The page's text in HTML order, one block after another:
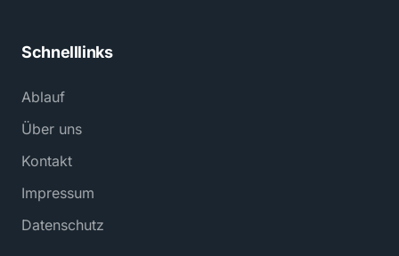
Schnelllinks
Ablauf
Über uns
Kontakt
Impressum
Datenschutz